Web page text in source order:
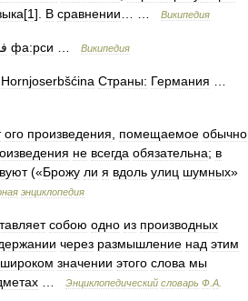
[1]. В сравнении Википедия
фа:рси Википедия
Hornjoserbšćina Страны: Германия
ого произведения помещаемое обычно
не всегда обязательна; в
(«Брожу ли я вдоль улиц шумных»
энциклопедия
собою одно из производных
через размышление над этим
широком значении этого слова мы
Энциклопедический словарь Ф А